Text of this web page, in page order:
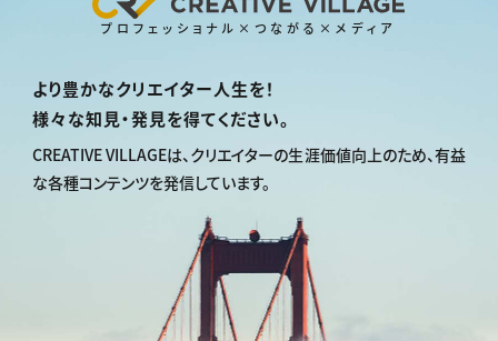
プロフェッショナル×つながる×メディア
より豊かなクリエイター人生を！
様々な知見・発見を得てください。
CREATIVE VILLAGEは、クリエイターの生涯価値向上のため、有益
な各種コンテンツを発信しています。